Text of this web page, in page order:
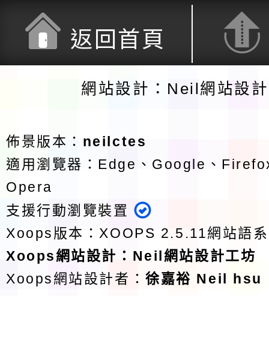
返回首頁
網站設計：Neil網站設
佈景版本： neilctes
適用瀏覽器：Edge、Google、
Opera
支援行動瀏覽裝置
Xoops版本：XOOPS 2.5.11網站語
Xoops網站設計 ： Neil網站設計工坊
Xoops網站設計者：徐嘉裕 Neil hsu